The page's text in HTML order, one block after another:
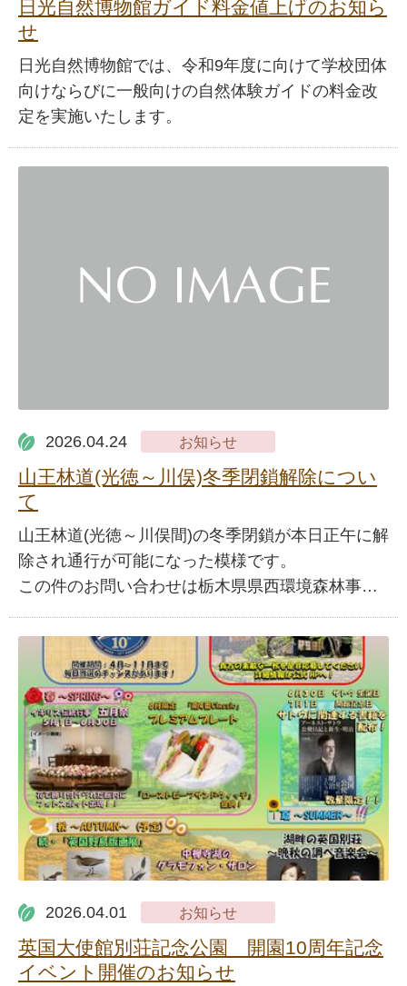
日光自然博物館ガイド料金値上げのお知ら
せ
日光自然博物館では、令和9年度に向けて学校団体
向けならびに一般向けの自然体験ガイドの料金改
定を実施いたします。
2026.04.24 お知らせ
山王林道(光徳～川俣)冬季閉鎖解除につい
て
山王林道(光徳～川俣間)の冬季閉鎖が本日正午に解
除され通行が可能になった模様です。
この件のお問い合わせは栃木県県西環境森林事…
2026.04.01 お知らせ
英国大使館別荘記念公園 開園10周年記念
イベント開催のお知らせ